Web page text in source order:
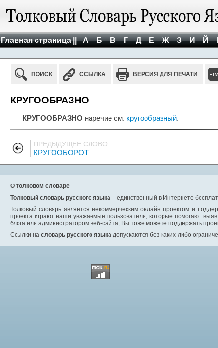
Главная страница || А Б В Г Д Е Ж З И Й
ПОИСК ССЫЛКА ВЕРСИЯ ДЛЯ ПЕЧАТИ
КРУГООБРАЗНО
КРУГООБРАЗНО наречие см. кругообразный.
ПРЕДЫДУЩЕЕ СЛОВО
КРУГООБОРОТ
О толковом словаре
Толковый словарь русского языка – единственный в Интернете
Толковый словарь является некоммерческим онлайн проектом и
проекта играют наши уважаемые пользователи, которые помогают
блога или администратором веб-сайта, Вы тоже можете поддержать
Ссылки на словарь русского языка допускаются без каких-либо